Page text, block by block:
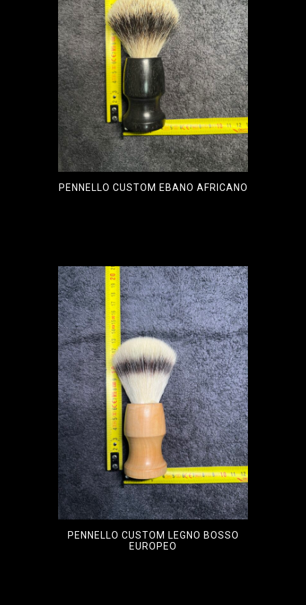
PENNELLO CUSTOM EBANO AFRICANO
PENNELLO CUSTOM LEGNO BOSSO
EUROPEO